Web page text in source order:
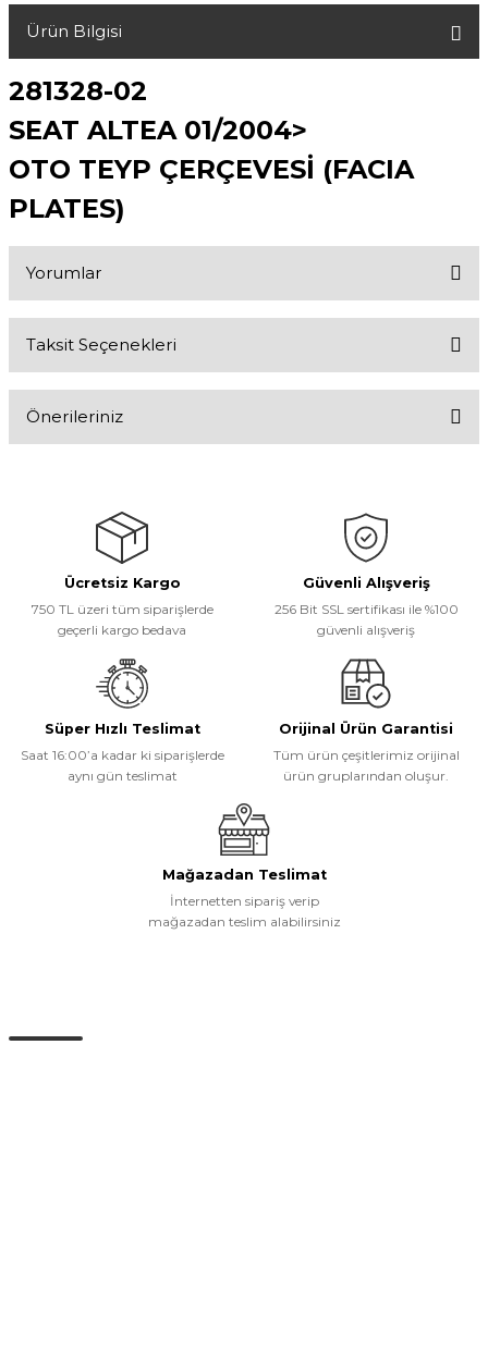
Ürün Bilgisi
281328-02
SEAT ALTEA 01/2004>
OTO TEYP ÇERÇEVESİ (FACIA
PLATES)
Yorumlar
Taksit Seçenekleri
Önerileriniz
tarafımıza iletebilirsiniz.
Görüş ve önerileriniz için teşekkür ederiz.
Ürün resmi kalitesiz, bozuk veya görüntülenemiyor.
Ürün açıklamasında eksik bilgiler bulunuyor.
Ürün fiyatı diğer sitelerden daha pahalı.
Bu ürüne benzer farklı alternatifler olmalı.
Gönder
Ücretsiz Kargo
750 TL üzeri tüm siparişlerde
geçerli kargo bedava
Güvenli Alışveriş
256 Bit SSL sertifikası ile %100
güvenli alışveriş
Süper Hızlı Teslimat
Saat 16:00’a kadar ki siparişlerde
aynı gün teslimat
Orijinal Ürün Garantisi
Tüm ürün çeşitlerimiz orijinal
ürün gruplarından oluşur.
Mağazadan Teslimat
İnternetten sipariş verip
mağazadan teslim alabilirsiniz